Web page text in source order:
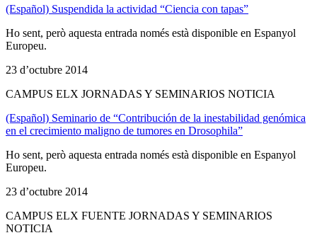
(Español) Suspendida la actividad “Ciencia con tapas”
Ho sent, però aquesta entrada només està disponible en Espanyol
Europeu.
23 d’octubre 2014
CAMPUS ELX JORNADAS Y SEMINARIOS NOTICIA
(Español) Seminario de “Contribución de la inestabilidad genómica
en el crecimiento maligno de tumores en Drosophila”
Ho sent, però aquesta entrada només està disponible en Espanyol
Europeu.
23 d’octubre 2014
CAMPUS ELX FUENTE JORNADAS Y SEMINARIOS
NOTICIA